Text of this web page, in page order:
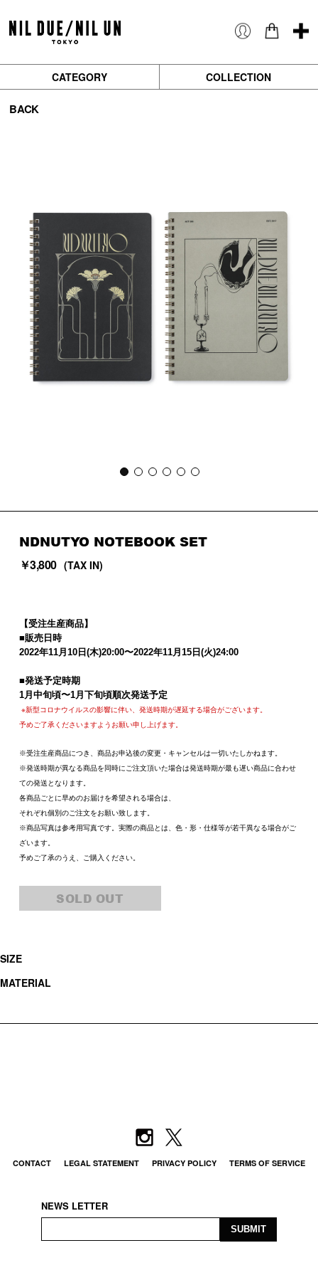
CATEGORY COLLECTION
BACK
NDNUTYO NOTEBOOK SET
￥3,800 (TAX IN)
【受注生産商品】
■販売日時
2022年11月 10日 (木)20:00〜2022年11月 15日 (火)24:00
■発送予定時期
1月中旬頃〜1月下旬頃順次発送予定
※新型コロナウイルスの影響に伴い、発送時期が遅延する場合がございます。
予めご了承くださいますようお願い申し上げます。
※受注生産商品につき、商品お申込後の変更・キャンセルは一切いたしかねます。
※発送時期が異なる商品を同時にご注文頂いた場合は発送時期が最も遅い商品に合わせ
ての発送となります。
各商品ごとに早めのお届けを希望される場合は、
それぞれ個別のご注文をお願い致します。
※商品写真は参考用写真です。実際の商品とは、色・形・仕様等が若干異なる場合がご
ざいます。
予めご了承のうえ、ご購入ください。
SOLD OUT
SIZE
MATERIAL
CONTACT LEGAL STATEMENT PRIVACY POLICY TERMS OF SERVICE
NEWS LETTER